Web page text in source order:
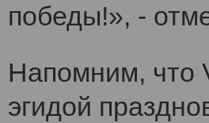
победы!», -
Напомним, что
эгидой